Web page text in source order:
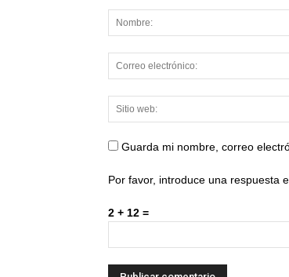
Guarda mi nombre, correo
Por favor, introduce una respuesta
2 + 12 =